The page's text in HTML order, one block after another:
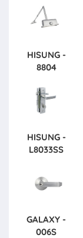
HISUNG -
8804
HISUNG -
L8033SS
GALAXY -
006S